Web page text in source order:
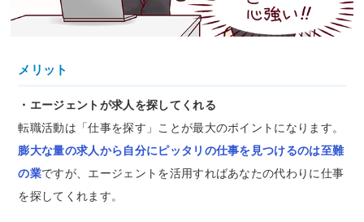
メリット
・エージェントが求人を探してくれる
転職活動は「仕事を探す」ことが最大のポイントになります。
膨大な量の求人から自分にピッタリの仕事を見つけるのは至難
の業ですが、エージェントを活用すればあなたの代わりに仕事
を探してくれます。